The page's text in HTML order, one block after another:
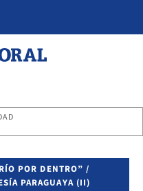
POR DENTRO” /
PARAGUAYA (II)